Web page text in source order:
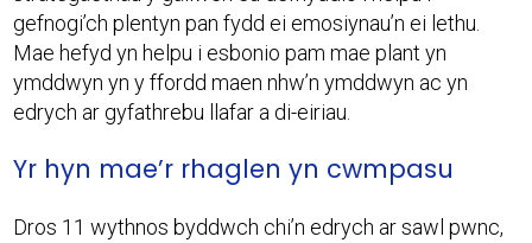
gefnogi’ch plentyn pan fydd ei emosiynau’n ei lethu.
Mae hefyd yn helpu i esbonio pam mae plant yn
ymddwyn yn y ffordd maen nhw’n ymddwyn ac yn
edrych ar gyfathrebu llafar a di-eiriau.
Yr hyn mae’r rhaglen yn cwmpasu
Dros 11 wythnos byddwch chi’n edrych ar sawl pwnc,